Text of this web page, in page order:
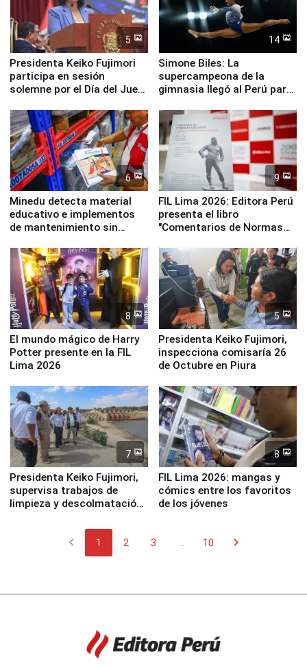
5
Presidenta Keiko Fujimori
participa en sesión
solemne por el Día del Juez
14
Simone Biles: La
supercampeona de la
gimnasia llegó al Perú para
Panamericanos Lima 2027
6
Minedu detecta material
educativo e implementos
de mantenimiento sin
la UGEL 2
9
FIL Lima 2026: Editora Perú
presenta el libro
"Comentarios de Normas
Derecho Colectivo"
8
El mundo mágico de Harry
Potter presente en la FIL
Lima 2026
5
Presidenta Keiko Fujimori,
inspecciona comisaría 26
de Octubre en Piura
7
Presidenta Keiko Fujimori,
supervisa trabajos de
limpieza y descolmatación
8
FIL Lima 2026: mangas y
cómics entre los favoritos
de los jóvenes
chevron_left 1 2 3 10 chevron_right